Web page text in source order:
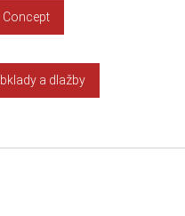
Concept
a dlažby